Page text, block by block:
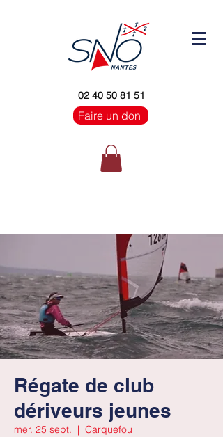
02 40 50 81 51
Faire un don
Régate de club
dériveurs jeunes
mer. 25 sept.
  |
Carquefou